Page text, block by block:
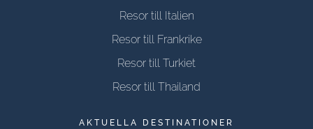
Resor till Italien
Resor till Frankrike
Resor till Turkiet
Resor till Thailand
AKTUELLA DESTINATIONER